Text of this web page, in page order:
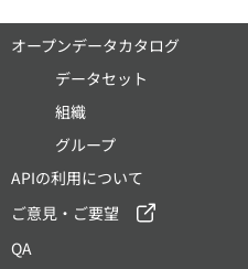
オープンデータカタログ
データセット
組織
グループ
APIの利用について
ご意見・ご要望
QA